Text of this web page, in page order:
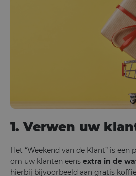
1. Verwen uw
Het “Weekend van de Klant” is een
om uw klanten eens extra in de
hierbij bijvoorbeeld aan gratis